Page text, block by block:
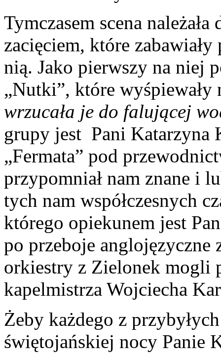
Tymczasem scena
zacięciem, które
nią. Jako pierwszy na niej
„Nutki”, które wyśpiewały
wrzucała je do falującej
grupy jest Pani Katarzyna
„Fermata” pod
przypomniał nam znane i
tych nam współczesnych
którego opiekunem jest
po przeboje anglojęzyczne
orkiestry z Zielonek mogli
kapelmistrza Wojciecha
Żeby każdego z
świętojańskiej nocy Panie